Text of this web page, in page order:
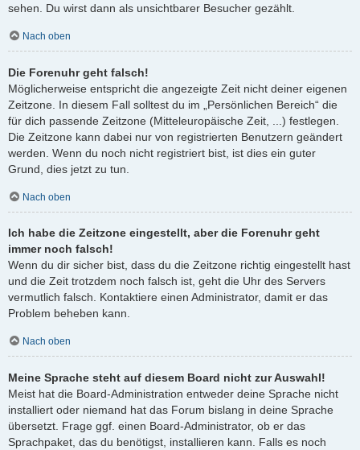
sehen. Du wirst dann als unsichtbarer Besucher gezählt.
Nach oben
Die Forenuhr geht falsch!
Möglicherweise entspricht die angezeigte Zeit nicht deiner eigenen
Zeitzone. In diesem Fall solltest du im „Persönlichen Bereich“ die
für dich passende Zeitzone (Mitteleuropäische Zeit, ...) festlegen.
Die Zeitzone kann dabei nur von registrierten Benutzern geändert
werden. Wenn du noch nicht registriert bist, ist dies ein guter
Grund, dies jetzt zu tun.
Nach oben
Ich habe die Zeitzone eingestellt, aber die Forenuhr geht
immer noch falsch!
Wenn du dir sicher bist, dass du die Zeitzone richtig eingestellt hast
und die Zeit trotzdem noch falsch ist, geht die Uhr des Servers
vermutlich falsch. Kontaktiere einen Administrator, damit er das
Problem beheben kann.
Nach oben
Meine Sprache steht auf diesem Board nicht zur Auswahl!
Meist hat die Board-Administration entweder deine Sprache nicht
installiert oder niemand hat das Forum bislang in deine Sprache
übersetzt. Frage ggf. einen Board-Administrator, ob er das
Sprachpaket, das du benötigst, installieren kann. Falls es noch